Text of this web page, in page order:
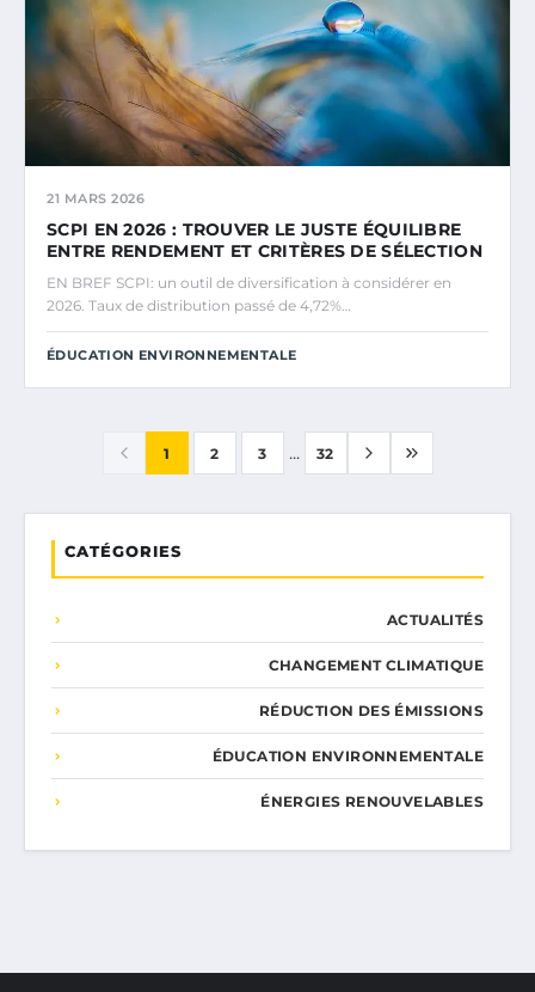
21 MARS 2026
SCPI EN 2026 : TROUVER LE JUSTE ÉQUILIBRE
ENTRE RENDEMENT ET CRITÈRES DE SÉLECTION
EN BREF SCPI: un outil de diversification à considérer en
2026. Taux de distribution passé de 4,72%…
ÉDUCATION ENVIRONNEMENTALE
1 2 3 ... 32
CATÉGORIES
ACTUALITÉS
CHANGEMENT CLIMATIQUE
RÉDUCTION DES ÉMISSIONS
ÉDUCATION ENVIRONNEMENTALE
ÉNERGIES RENOUVELABLES